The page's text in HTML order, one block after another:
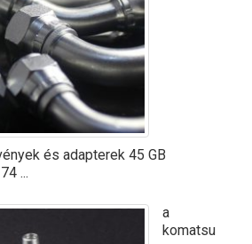
és adapterek 45 GB
...
a
komatsu